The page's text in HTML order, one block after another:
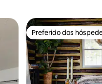
Preferido dos
Preferido dos